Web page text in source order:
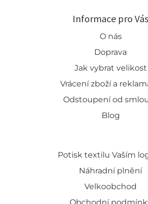
Informace pro Vás
O nás
Doprava
Jak vybrat velikost
Vrácení zboží a
Odstoupení od
Blog
Potisk textilu Vaším
Náhradní plnění
Velkoobchod
Obchodní